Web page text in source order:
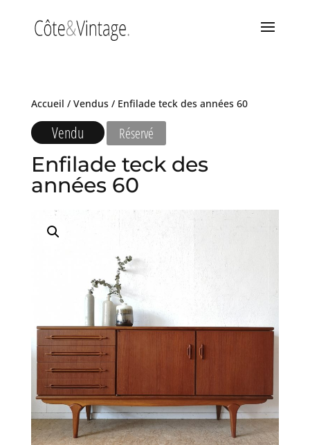
Accueil / Vendus/ Enfilade teck des années 60
Vendu Réservé
Enfilade teck des
années 60